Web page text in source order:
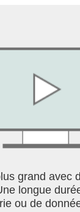
grand avec
longue
ou de